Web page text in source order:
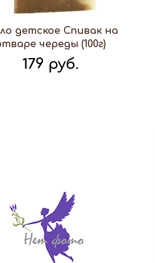
детское Спивак на
череды (100г)
179 руб.